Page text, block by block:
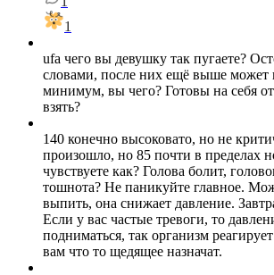
1
ufa чего вы девушку так пугаете?
словами, после них ещё выше может
минимум, вы чего? Готовы на себя
взять?
140 конечно высоковато, но не
произошло, но 85 почти в пределах
чувствуете как? Голова болит,
тошнота? Не паникуйте главное.
выпить, она снижает давление.
Если у вас частые тревоги, то
подниматься, так организм
вам что то щедящее назначат.